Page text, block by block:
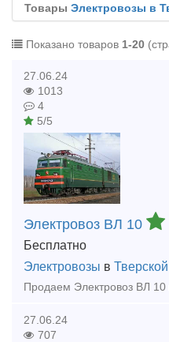
Товары Электровозы в
Показано товаров 1-20
27.06.24
1013
4
5/5
Электровоз ВЛ 10
Бесплатно
Электровозы в
27.06.24
707